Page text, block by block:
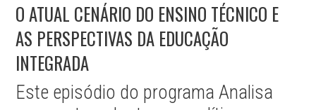
O ATUAL CENÁRIO DO ENSINO TÉCNICO E
AS PERSPECTIVAS DA EDUCAÇÃO
INTEGRADA
Este episódio do programa Analisa